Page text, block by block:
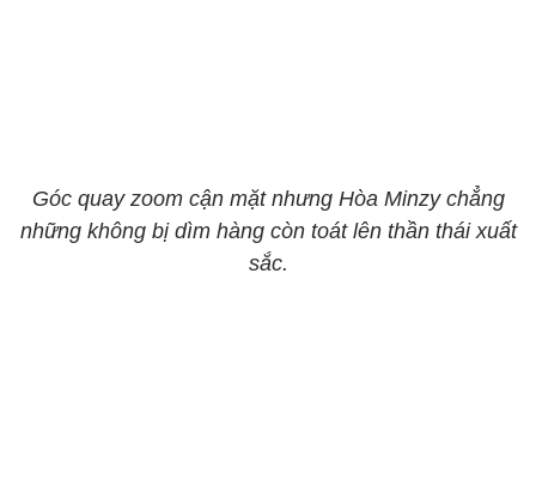
Góc quay zoom cận mặt nhưng Hòa Minzy chẳng
những không bị dìm hàng còn toát lên thần thái xuất
sắc.